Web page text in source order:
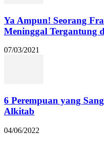
Ya Ampun! Seorang
Meninggal Tergantung
07/03/2021
6 Perempuan yang
Alkitab
04/06/2022